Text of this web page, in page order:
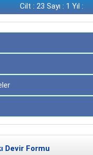
Cilt : 23 Sayı : 1 Yıl :
Devir Formu